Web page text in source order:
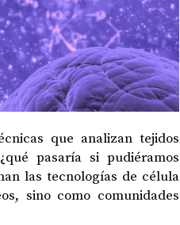
que analizan tejidos
pasaría si pudiéramos
las tecnologías de célula
sino como comunidades